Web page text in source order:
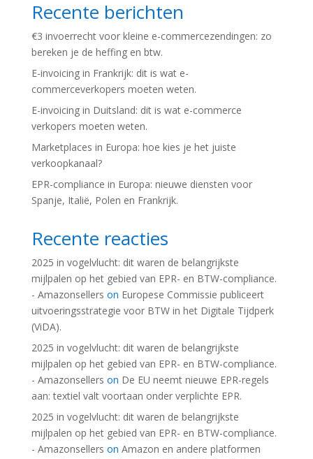
Recente berichten
€3 invoerrecht voor kleine e-commercezendingen: zo
bereken je de heffing en btw.
E-invoicing in Frankrijk: dit is wat e-
commerceverkopers moeten weten.
E-invoicing in Duitsland: dit is wat e-commerce
verkopers moeten weten.
Marketplaces in Europa: hoe kies je het juiste
verkoopkanaal?
EPR-compliance in Europa: nieuwe diensten voor
Spanje, Italië, Polen en Frankrijk.
Recente reacties
2025 in vogelvlucht: dit waren de belangrijkste
mijlpalen op het gebied van EPR- en BTW-compliance.
- Amazonsellers on Europese Commissie publiceert
uitvoeringsstrategie voor BTW in het Digitale Tijdperk
(ViDA).
2025 in vogelvlucht: dit waren de belangrijkste
mijlpalen op het gebied van EPR- en BTW-compliance.
- Amazonsellers on De EU neemt nieuwe EPR-regels
aan: textiel valt voortaan onder verplichte EPR.
2025 in vogelvlucht: dit waren de belangrijkste
mijlpalen op het gebied van EPR- en BTW-compliance.
- Amazonsellers on Amazon en andere platformen